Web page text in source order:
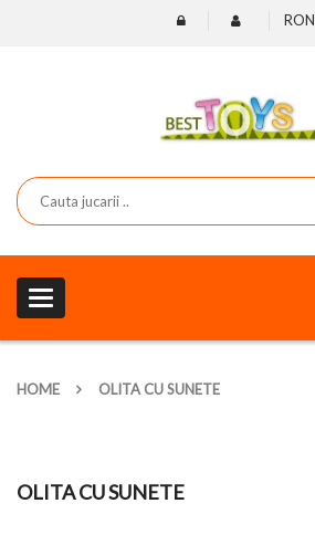
RON
Toggle
navigation
HOME OLITA CU SUNETE
OLITA CU SUNETE